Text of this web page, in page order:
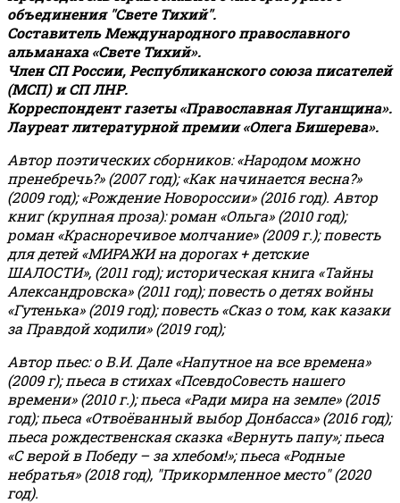
объединения "Свете Тихий".
Составитель Международного православного
альманаха «Свете Тихий».
Член СП России, Республиканского союза писателей
(МСП) и СП ЛНР.
Корреспондент газеты «Православная Луганщина».
Лауреат литературной премии «Олега Бишерева».
Автор поэтических сборников: «Народом можно
пренебречь?» (2007 год); «Как начинается весна?»
(2009 год); «Рождение Новороссии» (2016 год). Автор
книг (крупная проза): роман «Ольга» (2010 год);
роман «Красноречивое молчание» (2009 г.); повесть
для детей «МИРАЖИ на дорогах + детские
ШАЛОСТИ», (2011 год); историческая книга «Тайны
Александровска» (2011 год); повесть о детях войны
«Гутенька» (2019 год); повесть «Сказ о том, как казаки
за Правдой ходили» (2019 год);
Автор пьес: о В.И. Дале «Напутное на все времена»
(2009 г); пьеса в стихах «ПсевдоСовесть нашего
времени» (2010 г.); пьеса «Ради мира на земле» (2015
год); пьеса «Отвоёванный выбор Донбасса» (2016 год);
пьеса рождественская сказка «Вернуть папу»; пьеса
«С верой в Победу – за хлебом!»;пьеса «Родные
небратья» (2018 год), "Прикормленное место" (2020
год).